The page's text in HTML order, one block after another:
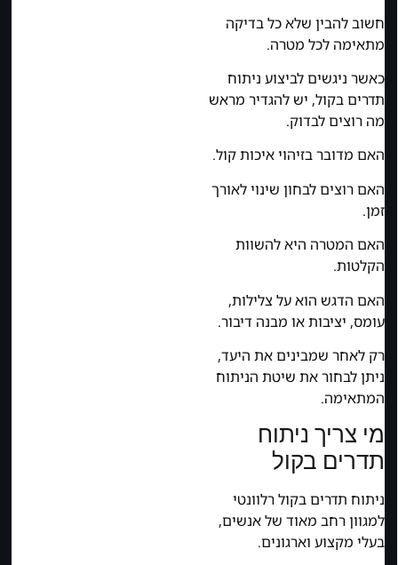
חשוב להבין שלא כל בדיקה
מתאימה לכל מטרה.
כאשר ניגשים לביצוע ניתוח
תדרים בקול, יש להגדיר מראש
מה רוצים לבדוק.
האם מדובר בזיהוי איכות קול.
האם רוצים לבחון שינוי לאורך
זמן.
האם המטרה היא להשוות
הקלטות.
האם הדגש הוא על צלילות,
עומס, יציבות או מבנה דיבור.
רק לאחר שמבינים את היעד,
ניתן לבחור את שיטת הניתוח
המתאימה.
מי צריך ניתוח
תדרים בקול
ניתוח תדרים בקול רלוונטי
למגוון רחב מאוד של אנשים,
בעלי מקצוע וארגונים.